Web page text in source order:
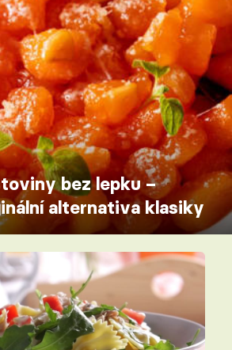
bez lepku –
alternativa klasiky